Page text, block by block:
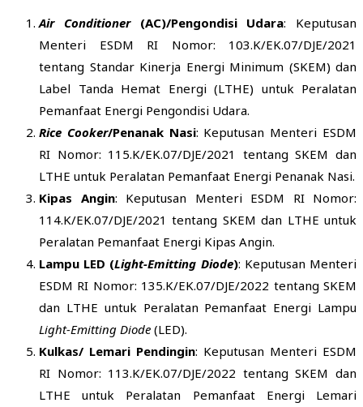
Air Conditioner(AC)/Pengondisi Udara: Keputusan
Menteri ESDM RI Nomor: 103.K/EK.07/DJE/2021
tentang Standar Kinerja Energi Minimum (SKEM) dan
Label Tanda Hemat Energi (LTHE) untuk Peralatan
Pemanfaat Energi Pengondisi Udara.
Rice Cooker/Penanak Nasi: Keputusan Menteri ESDM
RI Nomor: 115.K/EK.07/DJE/2021 tentang SKEM dan
LTHE untuk Peralatan Pemanfaat Energi Penanak Nasi.
Kipas Angin: Keputusan Menteri ESDM RI Nomor:
114.K/EK.07/DJE/2021 tentang SKEM dan LTHE untuk
Peralatan Pemanfaat Energi Kipas Angin.
Lampu LED (Light-Emitting Diode): Keputusan Menteri
ESDM RI Nomor: 135.K/EK.07/DJE/2022 tentang SKEM
dan LTHE untuk Peralatan Pemanfaat Energi Lampu
Light-Emitting Diode (LED).
Kulkas/ Lemari Pendingin: Keputusan Menteri ESDM
RI Nomor: 113.K/EK.07/DJE/2022 tentang SKEM dan
LTHE untuk Peralatan Pemanfaat Energi Lemari